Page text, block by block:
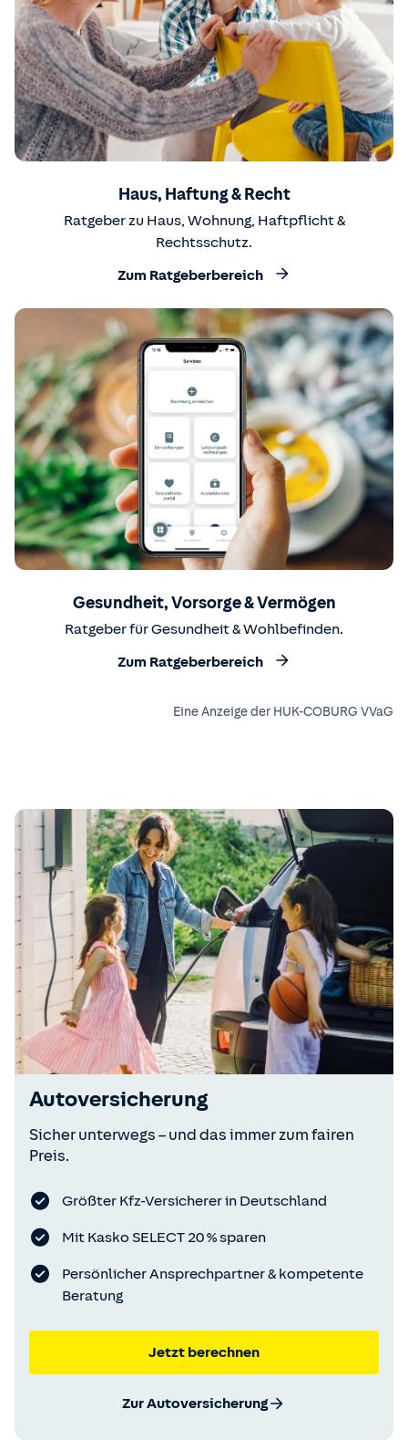
Haus, Haftung & Recht
Ratgeber zu Haus, Wohnung, Haftpflicht &
Rechtsschutz.
Zum Ratgeberbereich
Gesundheit, Vorsorge & Vermögen
Ratgeber für Gesundheit & Wohlbefinden.
Zum Ratgeberbereich
Eine Anzeige der HUK-COBURG VVaG
Autoversicherung
Sicher unterwegs – und das immer zum fairen
Preis.
Größter Kfz-Versicherer in Deutschland
Mit Kasko SELECT 20 % sparen
Persönlicher Ansprechpartner & kompetente
Beratung
Jetzt berechnen
Zur Autoversicherung